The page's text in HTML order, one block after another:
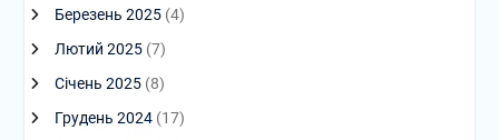
Березень 2025(4)
Лютий 2025(7)
Січень 2025(8)
Грудень 2024(17)